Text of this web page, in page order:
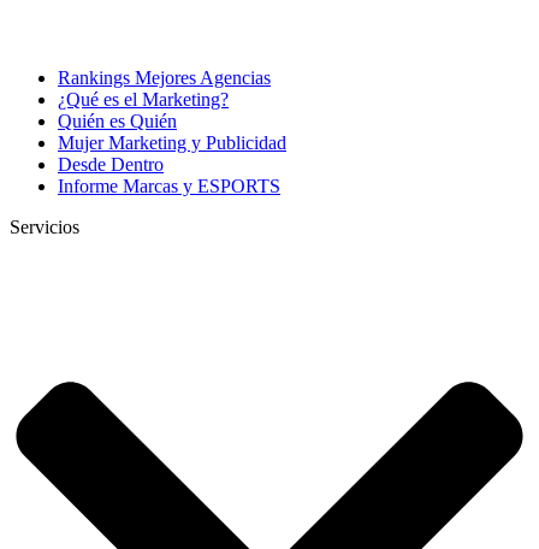
Rankings Mejores Agencias
¿Qué es el Marketing?
Quién es Quién
Mujer Marketing y Publicidad
Desde Dentro
Informe Marcas y ESPORTS
Servicios